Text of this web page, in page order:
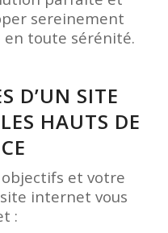
sereinement
en toute sérénité.
D’UN SITE
HAUTS DE
et votre
internet vous
: